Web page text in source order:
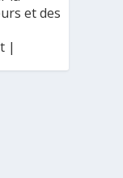
et des
|